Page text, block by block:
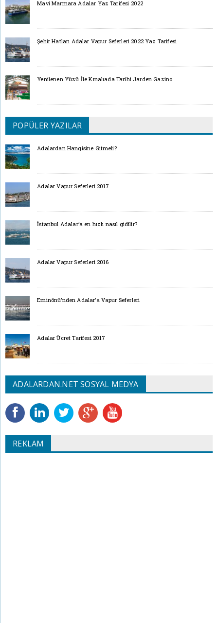
Mavi Marmara Adalar Yaz Tarifesi 2022
Şehir Hatları Adalar Vapur Seferleri 2022 Yaz Tarifesi
Yenilenen Yüzü İle Kınalıada Tarihi Jarden Gazino
POPÜLER YAZILAR
Adalardan Hangisine Gitmeli?
Adalar Vapur Seferleri 2017
İstanbul Adalar’a en hızlı nasıl gidilir?
Adalar Vapur Seferleri 2016
Eminönü’nden Adalar’a Vapur Seferleri
Adalar Ücret Tarifesi 2017
ADALARDAN.NET SOSYAL MEDYA
REKLAM